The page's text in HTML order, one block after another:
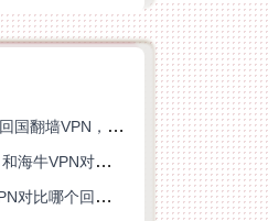
海外党必看：如何选对回国翻墙VPN，无缝解锁国内资源？
ChickCN VPN好用吗？和海牛VPN对比哪个回国效果更好？
ChickCN VPN和当归VPN对比哪个回国效果更好？海外党亲测后选了它